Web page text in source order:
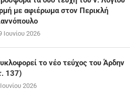
με αφιέρωμα στον Περικλή
Ιουνίου 2026
το νέο τεύχος του Άρδην
137)
2026